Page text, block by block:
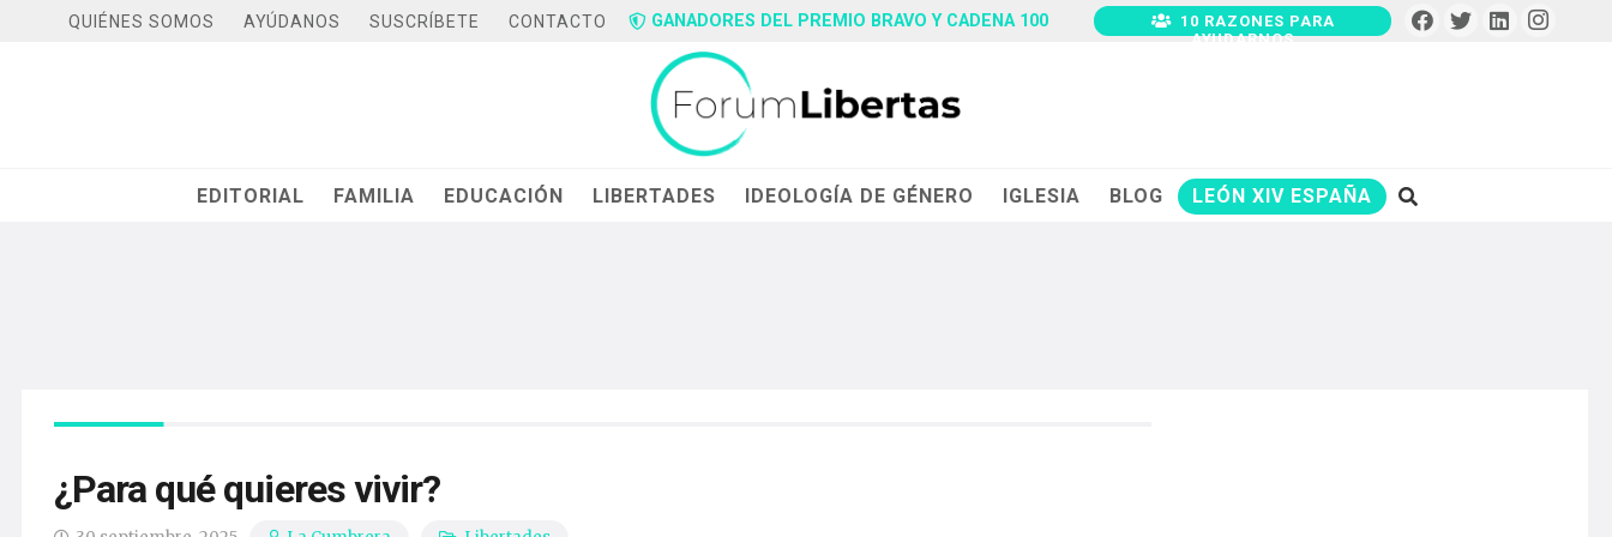
QUIÉNES SOMOS AYÚDANOS SUSCRÍBETE CONTACTO GANADORES DEL PREMIO BRAVO Y CADENA 100
10 RAZONES PARA
AYUDARNOS
EDITORIAL FAMILIA EDUCACIÓN LIBERTADES IDEOLOGÍA DE GÉNERO IGLESIA BLOG LEÓN XIV ESPAÑA
¿Para qué quieres vivir?